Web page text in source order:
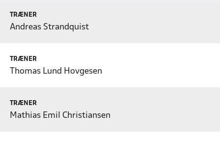
TRÆNER
Andreas Strandquist
TRÆNER
Thomas Lund Hovgesen
TRÆNER
Mathias Emil Christiansen